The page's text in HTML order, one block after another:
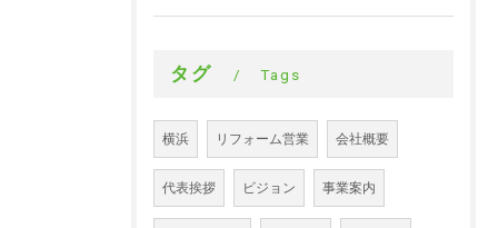
タグ Tags
横浜 リフォーム営業 会社概要
代表挨拶 ビジョン 事業案内